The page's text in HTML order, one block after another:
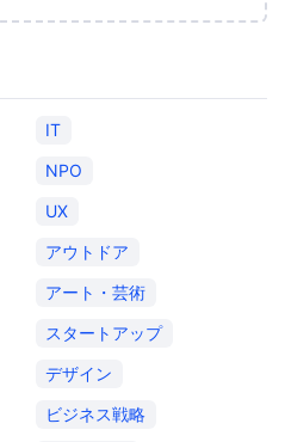
IT
NPO
UX
アウトドア
アート・芸術
スタートアップ
デザイン
ビジネス戦略